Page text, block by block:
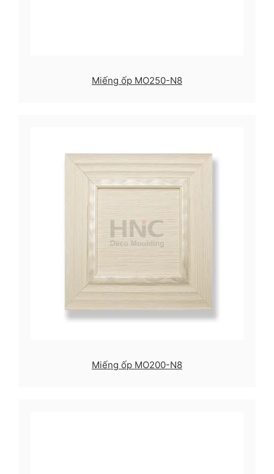
Miếng ốp MO250-N8
Miếng ốp MO200-N8